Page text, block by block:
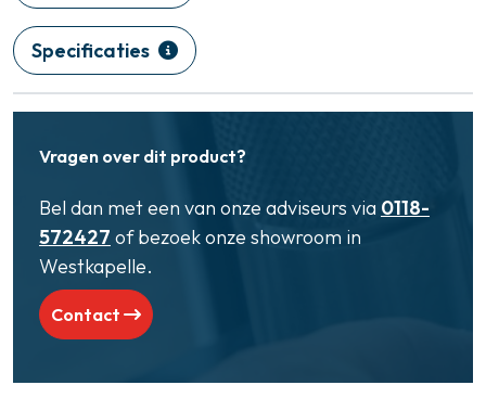
Specificaties
Vragen over dit product?
Bel dan met een van onze adviseurs via 0118-
572427 of bezoek onze showroom in
Westkapelle.
Contact